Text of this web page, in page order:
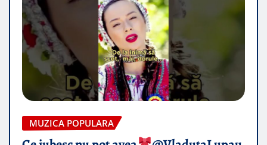
MUZICA POPULARA